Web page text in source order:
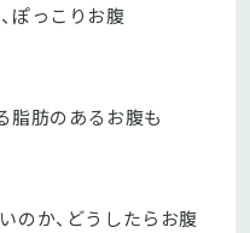
ぽっこりお腹
脂肪のあるお腹も
のか、どうしたらお腹